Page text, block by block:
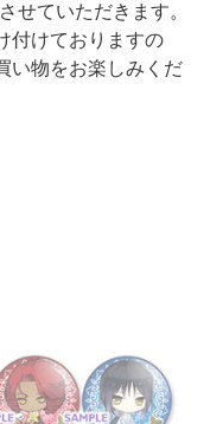
せていただきます。
付けておりますの
い物をお楽しみくだ